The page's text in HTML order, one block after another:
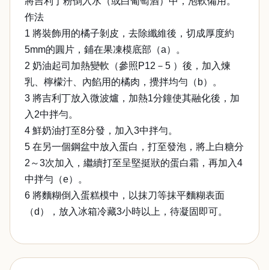
作法
1 將裝飾用的橘子剝皮，去除纖維後，切成厚度約
5mm的圓片，鋪在果凍模底部（a）。
2 奶油起司加熱變軟（參照P12－5 ）後，加入煉
乳、檸檬汁、內餡用的橘肉，攪拌均勻（b）。
3 將吉利丁放入微波爐，加熱1分鐘使其融化後，加
入2中拌勻。
4 鮮奶油打至8分發，加入3中拌勻。
5 在另一個鋼盆中放入蛋白，打至發泡，將上白糖分
2～3次加入，繼續打至呈堅挺狀的蛋白霜，再加入4
中拌勻（e）。
6 將麵糊倒入蛋糕模中，以抹刀等抹平麵糊表面
（d），放入冰箱冷藏3小時以上，待凝固即可。